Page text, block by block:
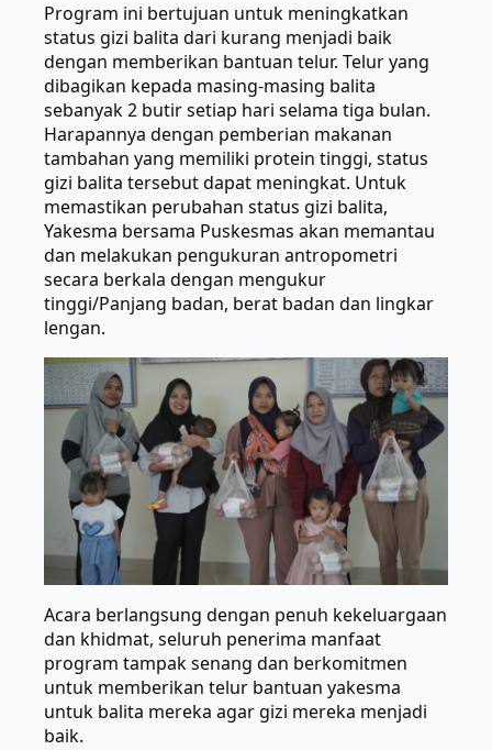
Program ini bertujuan untuk meningkatkan
status gizi balita dari kurang menjadi baik
dengan memberikan bantuan telur. Telur yang
dibagikan kepada masing-masing balita
sebanyak 2 butir setiap hari selama tiga bulan.
Harapannya dengan pemberian makanan
tambahan yang memiliki protein tinggi, status
gizi balita tersebut dapat meningkat. Untuk
memastikan perubahan status gizi balita,
Yakesma bersama Puskesmas akan memantau
dan melakukan pengukuran antropometri
secara berkala dengan mengukur
tinggi/Panjang badan, berat badan dan lingkar
lengan.
Acara berlangsung dengan penuh kekeluargaan
dan khidmat, seluruh penerima manfaat
program tampak senang dan berkomitmen
untuk memberikan telur bantuan yakesma
untuk balita mereka agar gizi mereka menjadi
baik.